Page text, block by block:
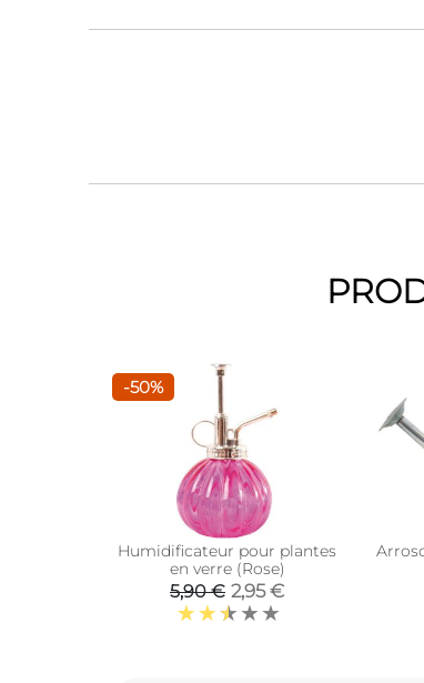
-50%
Humidificateur pour plantes
en verre (Rose)
5,90 € 2,95 €